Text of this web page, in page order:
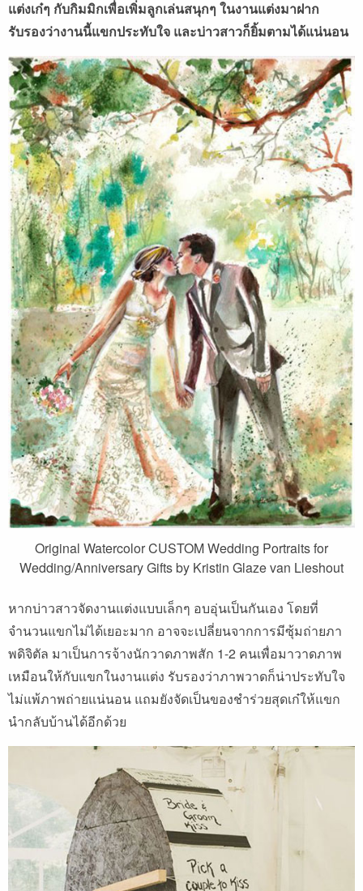
แต่งเก๋ๆ กับกิมมิกเพื่อเพิ่มลูกเล่นสนุกๆ ในงานแต่งมาฝาก
รับรองว่างานนี้แขกประทับใจ และบ่าวสาวก็ยิ้มตามได้แน่นอน
Original Watercolor CUSTOM Wedding Portraits for
Wedding/Anniversary Gifts by Kristin Glaze van Lieshout
หากบ่าวสาวจัดงานแต่งแบบเล็กๆ อบอุ่นเป็นกันเอง โดยที่
จำนวนแขกไม่ได้เยอะมาก อาจจะเปลี่ยนจากการมีซุ้มถ่ายภา
พดิจิตัล มาเป็นการจ้างนักวาดภาพสัก 1-2 คนเพื่อมาวาดภาพ
เหมือนให้กับแขกในงานแต่ง รับรองว่าภาพวาดก็น่าประทับใจ
ไม่แพ้ภาพถ่ายแน่นอน แถมยังจัดเป็นของชำร่วยสุดเก๋ให้แขก
นำกลับบ้านได้อีกด้วย